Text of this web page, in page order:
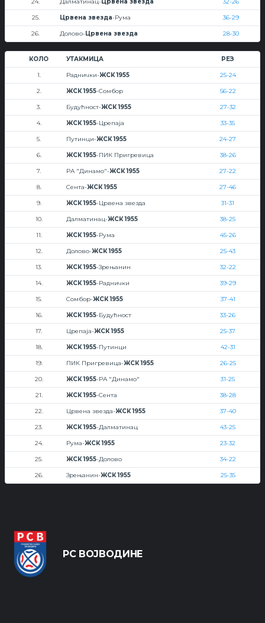
25. Црвена звезда-Рума 36-29
26. Долово-Црвена звезда 28-30
КОЛО УТАКМИЦА РЕЗ
1. Раднички-ЖСК 1955 25-24
2. ЖСК 1955-Сомбор 56-22
3. Будућност-ЖСК 1955 27-32
4. ЖСК 1955-Црепаја 33-35
5. Путинци-ЖСК 1955 24-27
6. ЖСК 1955-ПИК Пригревица 38-26
7. РА "Динамо"-ЖСК 1955 27-22
8. Сента-ЖСК 1955 27-46
9. ЖСК 1955-Црвена звезда 31-31
10. Далматинац-ЖСК 1955 38-25
11. ЖСК 1955-Рума 45-26
12. Долово-ЖСК 1955 25-43
13. ЖСК 1955-Зрењанин 32-22
14. ЖСК 1955-Раднички 39-29
15. Сомбор-ЖСК 1955 37-41
16. ЖСК 1955-Будућност 33-26
17. Црепаја-ЖСК 1955 25-37
18. ЖСК 1955-Путинци 42-31
19. ПИК Пригревица-ЖСК 1955 26-25
20. ЖСК 1955-РА "Динамо" 31-25
21. ЖСК 1955-Сента 38-28
22. Црвена звезда-ЖСК 1955 37-40
23. ЖСК 1955-Далматинац 43-25
24. Рума-ЖСК 1955 23-32
25. ЖСК 1955-Долово 34-22
26. Зрењанин-ЖСК 1955 25-35
РС ВОЈВОДИНЕ